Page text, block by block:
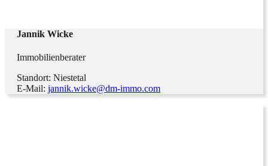
Jannik Wicke
Immobilienberater
Standort: Niestetal
E-Mail: jannik.wicke@dm-immo.com